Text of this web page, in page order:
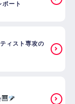
ポート
ィスト専攻の